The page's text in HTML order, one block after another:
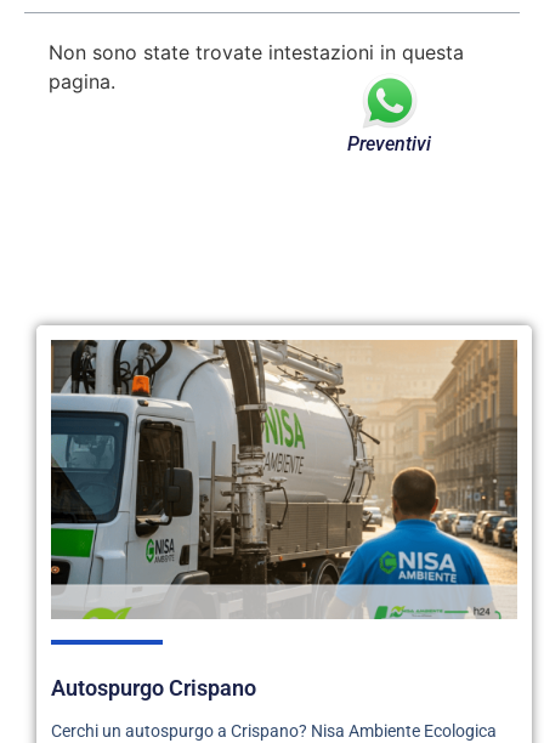
Non sono state trovate intestazioni in questa
pagina.
Autospurgo Crispano
Cerchi un autospurgo a Crispano? Nisa Ambiente Ecologica
Preventivi